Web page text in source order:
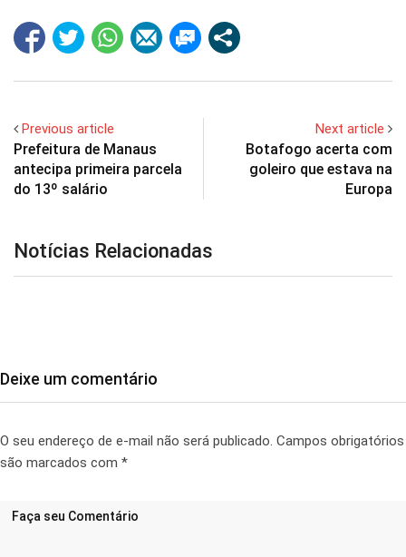
Previous article
Prefeitura de Manaus
antecipa primeira parcela
do 13º salário
Next article
Botafogo acerta com
goleiro que estava na
Europa
Notícias Relacionadas
Deixe um comentário
O seu endereço de e-mail não será publicado. Campos obrigatórios
são marcados com *